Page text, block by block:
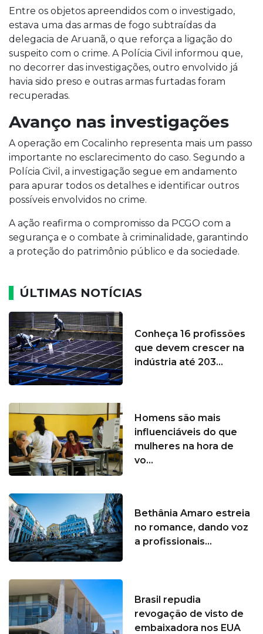
Entre os objetos apreendidos com o investigado,
estava uma das armas de fogo subtraídas da
delegacia de Aruanã, o que reforça a ligação do
suspeito com o crime. A Polícia Civil informou que,
no decorrer das investigações, outro envolvido já
havia sido preso e outras armas furtadas foram
recuperadas.
Avanço nas investigações
A operação em Cocalinho representa mais um passo
importante no esclarecimento do caso. Segundo a
Polícia Civil, a investigação segue em andamento
para apurar todos os detalhes e identificar outros
possíveis envolvidos no crime.
A ação reafirma o compromisso da PCGO com a
segurança e o combate à criminalidade, garantindo
a proteção do patrimônio público e da sociedade.
ÚLTIMAS NOTÍCIAS
Conheça 16 profissões
que devem crescer na
indústria até 203...
Homens são mais
influenciáveis do que
mulheres na hora de
vo...
Bethânia Amaro estreia
no romance, dando voz
a profissionais...
Brasil repudia
revogação de visto de
embaixadora nos EUA